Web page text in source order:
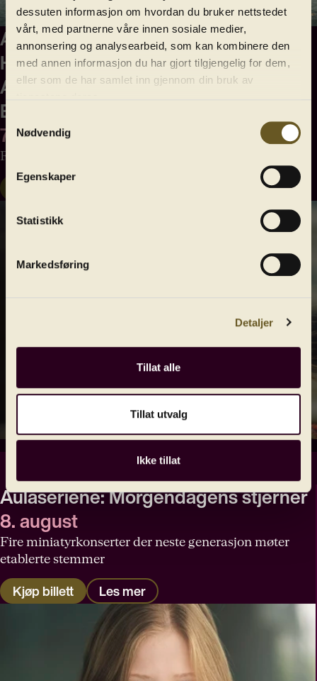
dessuten informasjon om hvordan du bruker nettstedet
vårt, med partnerne våre innen sosiale medier,
annonsering og analysearbeid, som kan kombinere den
med annen informasjon du har gjort tilgjengelig for dem,
eller som de har samlet inn gjennom din bruk av
Samtykkevalg
Nødvendig
Egenskaper
Statistikk
Markedsføring
Detaljer
Tillat alle
Tillat utvalg
Ikke tillat
Aulaserienes kammerkonserter i
Håkonshallen
Aulaseriene: Mari Eriksmoen og Pål
Eide
7. august
Fra Grieg til vår tid
Kjøp billett
Aulaseriene: Morgendagens stjerner
8. august
Fire miniatyrkonserter der neste generasjon møter
etablerte stemmer
Kjøp billett Les mer